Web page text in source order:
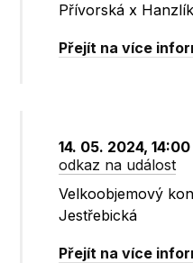
Přívorská x
Přejít na více
14. 05. 2024,
odkaz na událost
Velkoobjemový
Jestřebická
Přejít na více